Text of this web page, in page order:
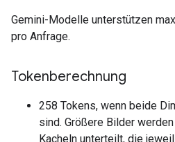
Gemini-Modelle unterstützen
pro Anfrage.
Tokenberechnung
258 Tokens, wenn beide
sind. Größere Bilder
Kacheln unterteilt, die